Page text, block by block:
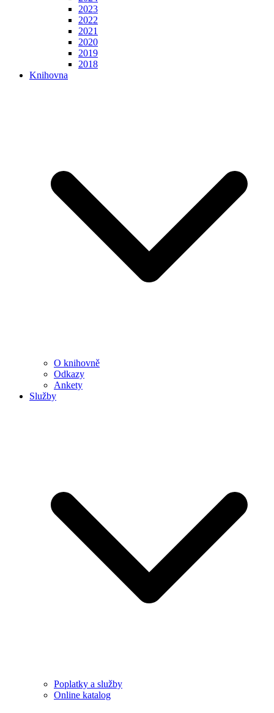
2023
2022
2021
2020
2019
2018
Knihovna
O knihovně
Odkazy
Ankety
Služby
Poplatky a služby
Online katalog